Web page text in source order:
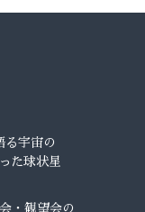
る宇宙の
た球状星
・観望会の